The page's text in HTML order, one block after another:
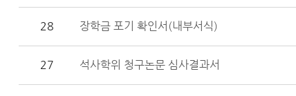
28 장학금 포기 확인서(내부서식)
27 석사학위 청구논문 심사결과서